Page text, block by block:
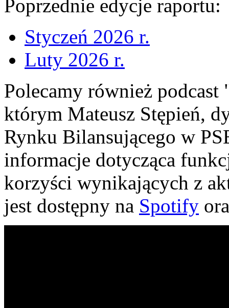
Poprzednie edycje raportu:
Styczeń 2026 r.
Luty 2026 r.
Polecamy również
którym Mateusz Stępień,
Rynku Bilansującego w
informacje dotycząca
korzyści wynikających z
jest dostępny na Spotify